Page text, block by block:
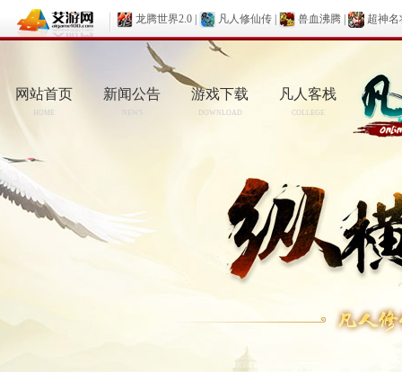
龙腾世界2.0 凡人修仙传 兽血沸腾 超神名
网站首页
HOME
新闻公告
NEWS
游戏下载
DOWNLOAD
凡人客栈
COLLEGE